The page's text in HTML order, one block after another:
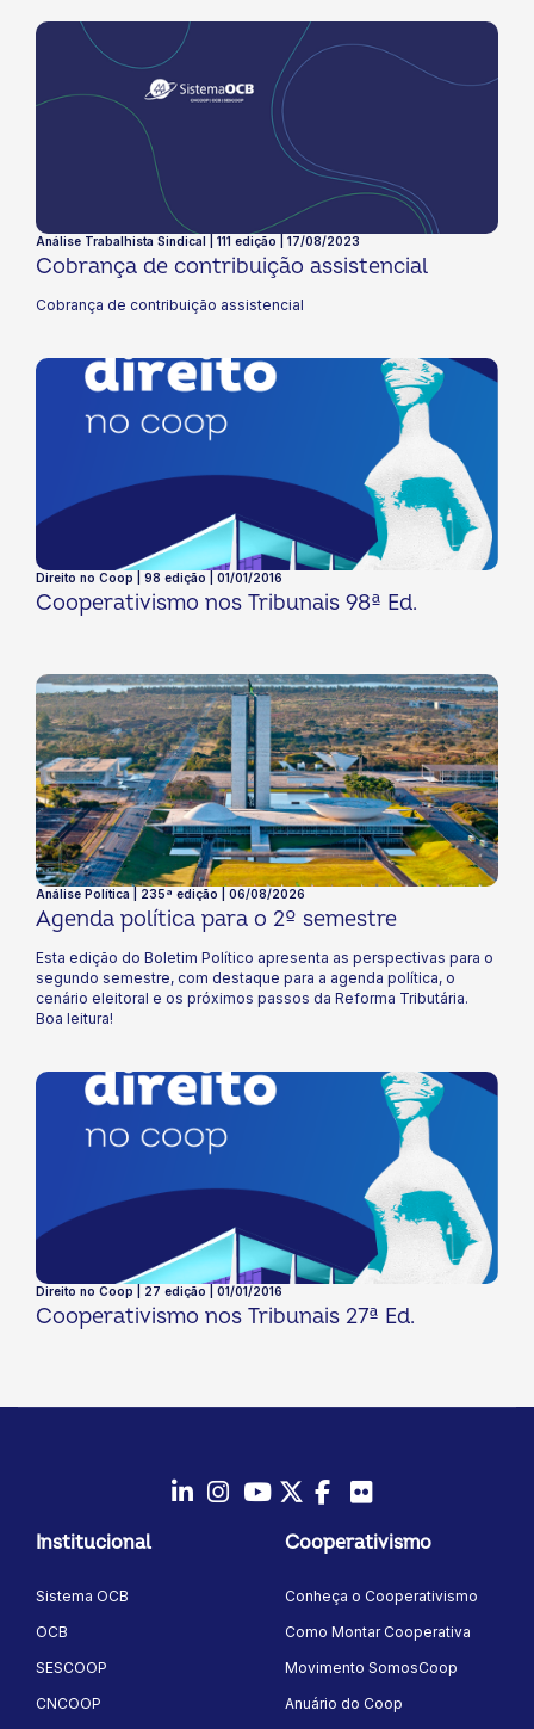
Análise Trabalhista Sindical | 111 edição | 17/08/2023
Cobrança de contribuição assistencial
Cobrança de contribuição assistencial
Direito no Coop | 98 edição | 01/01/2016
Cooperativismo nos Tribunais 98ª Ed.
Análise Política | 235ª edição | 06/08/2026
Agenda política para o 2º semestre​
Esta edição do Boletim Político apresenta as perspectivas para o
segundo semestre, com destaque para a agenda política, o
cenário eleitoral e os próximos passos da Reforma Tributária.
Boa leitura!
Direito no Coop | 27 edição | 01/01/2016
Cooperativismo nos Tribunais 27ª Ed.
Instagram
YoutubeTwitter/X
Facebook
Institucional
Sistema OCB
OCB
SESCOOP
CNCOOP
Cooperativismo
Conheça o Cooperativismo
Como Montar Cooperativa
Movimento SomosCoop
Anuário do Coop